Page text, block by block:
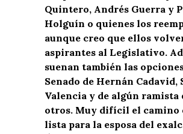
Quintero, Andrés Guerra y
Holguín o quienes los
aunque creo que ellos
aspirantes al Legislativo.
suenan también las
Senado de Hernán Cadavid,
Valencia y de algún ramista
otros. Muy difícil el camino
lista para la esposa del